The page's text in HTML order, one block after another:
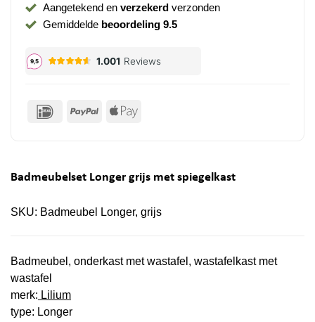
Aangetekend en verzekerdverzonden
Gemiddelde beoordeling 9.5
IDeal PayPal Apple
Badmeubelset Longer grijs met spiegelkast
SKU: Badmeubel Longer, grijs
Badmeubel, onderkast met wastafel, wastafelkast met
wastafel
merk: Lilium
type: Longer